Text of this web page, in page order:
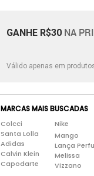
GANHE R$30 NA
Válido apenas em
MARCAS MAIS BUSCADAS
Colcci
Santa Lolla
Adidas
Calvin Klein
Capodarte
Nike
Mango
Lança
Melissa
Vizzano